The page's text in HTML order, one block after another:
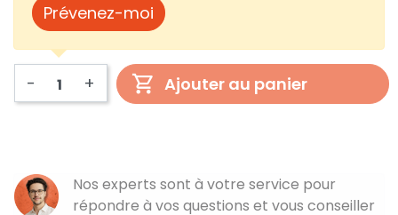
Prévenez-moi
- + Ajouter au panier
Nos experts sont à votre service pour
répondre à vos questions et vous conseiller